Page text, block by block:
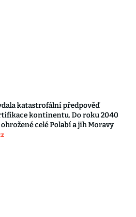
katastrofální předpověď
kontinentu. Do roku 2040
celé Polabí a jih Moravy